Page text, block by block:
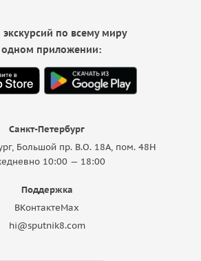
Санкт-Петербург
Большой пр. В.О. 18A, пом. 48Н
10:00 — 18:00
Поддержка
ВКонтактеMax
hi@sputnik8.com
экскурсий по всему миру
одном приложении: